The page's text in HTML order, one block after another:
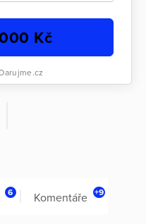
Kč
6 Komentáře +9